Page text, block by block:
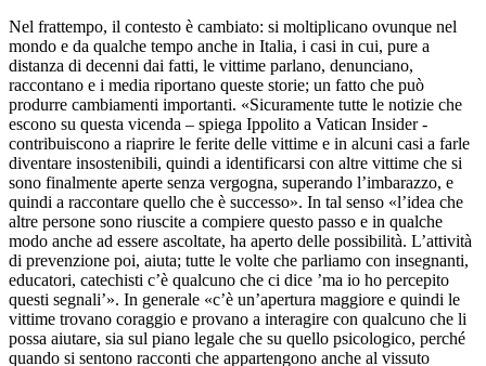
Nel frattempo, il contesto è cambiato: si moltiplicano ovunque nel
mondo e da qualche tempo anche in Italia, i casi in cui, pure a
distanza di decenni dai fatti, le vittime parlano, denunciano,
raccontano e i media riportano queste storie; un fatto che può
produrre cambiamenti importanti. «Sicuramente tutte le notizie che
escono su questa vicenda – spiega Ippolito a Vatican Insider -
contribuiscono a riaprire le ferite delle vittime e in alcuni casi a farle
diventare insostenibili, quindi a identificarsi con altre vittime che si
sono finalmente aperte senza vergogna, superando l’imbarazzo, e
quindi a raccontare quello che è successo». In tal senso «l’idea che
altre persone sono riuscite a compiere questo passo e in qualche
modo anche ad essere ascoltate, ha aperto delle possibilità. L’attività
di prevenzione poi, aiuta; tutte le volte che parliamo con insegnanti,
educatori, catechisti c’è qualcuno che ci dice ’ma io ho percepito
questi segnali’». In generale «c’è un’apertura maggiore e quindi le
vittime trovano coraggio e provano a interagire con qualcuno che li
possa aiutare, sia sul piano legale che su quello psicologico, perché
quando si sentono racconti che appartengono anche al vissuto